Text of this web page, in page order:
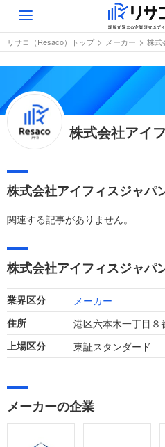
Toggle
navigation
リサコ（Resaco）トップ メーカー 株式
株式会社アイ
株式会社アイフィスジャパ
関連する記事がありません。
株式会社アイフィスジャパ
業界区分 メーカー
住所 港区六本木一丁目８
上場区分 東証スタンダード
メーカーの企業